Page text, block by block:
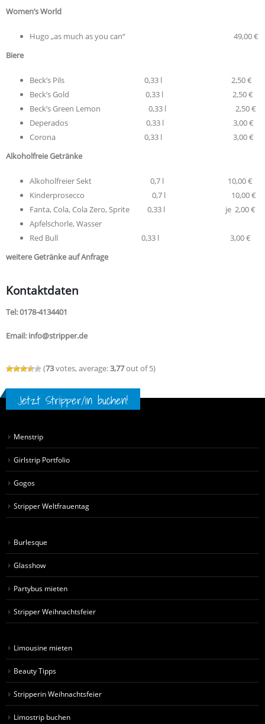
Women’s World
Hugo „as much as you can“ 49,00 €
Biere
Beck’s Pils 0,33 l 2,50 €
Beck’s Gold 0,33 l 2,50 €
Beck’s Green Lemon 0,33 l 2,50 €
Deperados 0,33 l 3,00 €
Corona 0,33 l 3,00 €
Alkoholfreie Getränke
Alkoholfreier Sekt 0,7 l 10,00 €
Kinderprosecco 0,7 l 10,00 €
Fanta, Cola, Cola Zero, Sprite 0,33 l je 2,00 €
Apfelschorle, Wasser
Red Bull 0,33 l 3,00 €
weitere Getränke auf Anfrage
Kontaktdaten
Tel: 0178-4134401
Email: info@stripper.de
(73votes, average:3,77out of 5)
Jetzt Stripper/in buchen!
Menstrip
Girlstrip Portfolio
Gogos
Stripper Weltfrauentag
Burlesque
Glasshow
Partybus mieten
Stripper Weihnachtsfeier
Limousine mieten
Beauty Tipps
Stripperin Weihnachtsfeier
Limostrip buchen